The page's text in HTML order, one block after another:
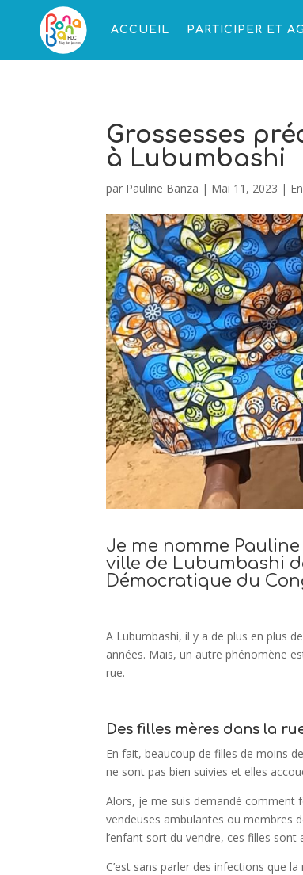
ACCUEIL PARTICIPER ET
Grossesses
à Lubumbashi
par Pauline Banza | Mai 11, 2023 |
Je me nomme
ville de Lubumbashi
Démocratique du
A Lubumbashi, il y a de plus en plus
années. Mais, un autre phénomène
rue.
Des filles mères dans la
En fait, beaucoup de filles de moins
ne sont pas bien suivies et elles
Alors, je me suis demandé comment
vendeuses ambulantes ou membres
l’enfant sort du vendre, ces filles
C’est sans parler des infections que